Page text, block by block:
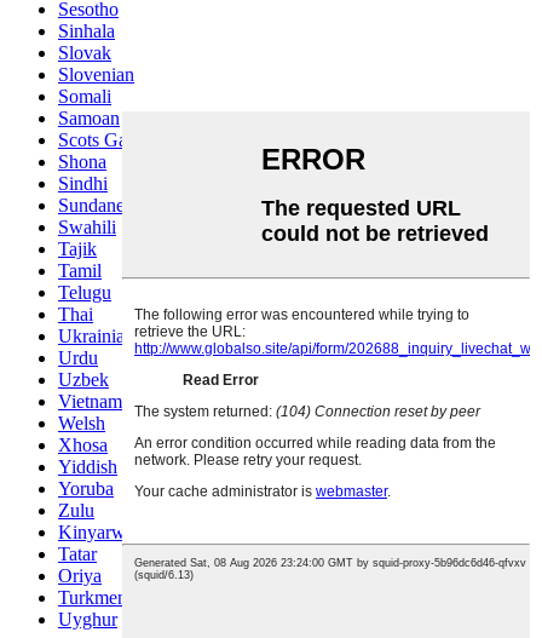
Sesotho
Sinhala
Slovak
Slovenian
Somali
Samoan
Scots Gaelic
Shona
Sindhi
Sundanese
Swahili
Tajik
Tamil
Telugu
Thai
Ukrainian
Urdu
Uzbek
Vietnamese
Welsh
Xhosa
Yiddish
Yoruba
Zulu
Kinyarwanda
Tatar
Oriya
Turkmen
Uyghur